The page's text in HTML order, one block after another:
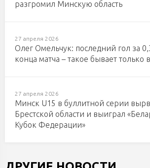
разгромил Минскую область
27 апреля 2026
Олег Омельчук: последний гол за
конца матча – такое бывает только
27 апреля 2026
Минск U15 в буллитной серии
Брестской области и выиграл
Кубок Федерации»